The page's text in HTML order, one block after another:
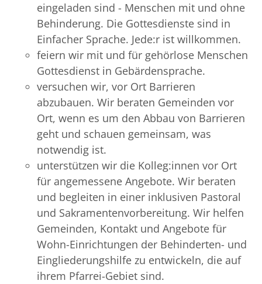
eingeladen sind - Menschen mit und ohne
Behinderung. Die Gottesdienste sind in
Einfacher Sprache. Jede:r ist willkommen.
feiern wir mit und für gehörlose Menschen
Gottesdienst in Gebärdensprache.
versuchen wir, vor Ort Barrieren
abzubauen. Wir beraten Gemeinden vor
Ort, wenn es um den Abbau von Barrieren
geht und schauen gemeinsam, was
notwendig ist.
unterstützen wir die Kolleg:innen vor Ort
für angemessene Angebote. Wir beraten
und begleiten in einer inklusiven Pastoral
und Sakramentenvorbereitung. Wir helfen
Gemeinden, Kontakt und Angebote für
Wohn-Einrichtungen der Behinderten- und
Eingliederungshilfe zu entwickeln, die auf
ihrem Pfarrei-Gebiet sind.